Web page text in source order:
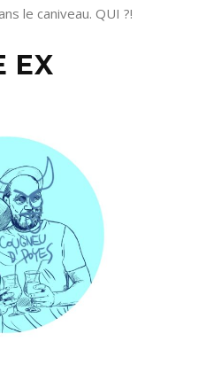
le caniveau. QUI ?!
EX